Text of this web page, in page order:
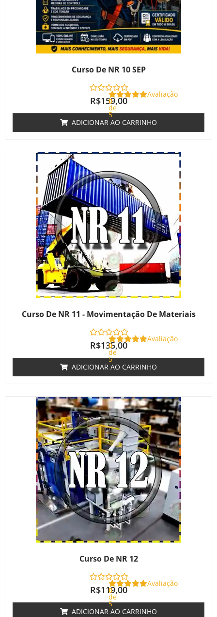
Curso De NR 10 SEP
Avaliação
0
de
5
R$159,00
ADICIONAR AO CARRINHO
Curso De NR 11 - Movimentação De Materiais
Avaliação
0
de
5
R$135,00
ADICIONAR AO CARRINHO
Curso De NR 12
Avaliação
0
de
5
R$119,00
ADICIONAR AO CARRINHO